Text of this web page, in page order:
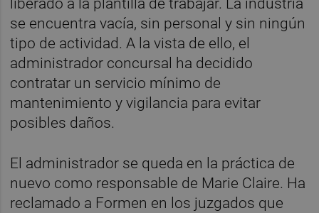
se encuentra vacía, sin personal y sin ningún
tipo de actividad. A la vista de ello, el
administrador concursal ha decidido
contratar un servicio mínimo de
mantenimiento y vigilancia para evitar
posibles daños.
El administrador se queda en la práctica de
nuevo como responsable de Marie Claire. Ha
reclamado a Formen en los juzgados que